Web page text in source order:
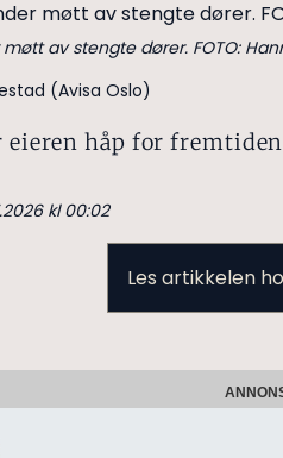
av stengte dører. FOTO:
(Avisa Oslo)
eieren håp for
kl 00:02
Les artikkelen